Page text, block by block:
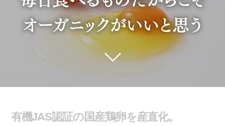
有機JAS認証の国産鶏卵を産直化。